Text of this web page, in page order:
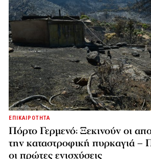
ΕΠΙΚΑΙΡΟΤΗΤΑ
Πόρτο Γερμενό: Ξεκινούν οι
την καταστροφική πυρκαγιά –
οι πρώτες ενισχύσεις